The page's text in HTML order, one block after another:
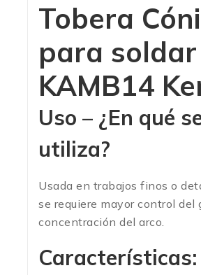
Tobera
para soldar
KAMB14
Uso – ¿En qué
utiliza?
Usada en trabajos finos o
se requiere mayor control del
concentración del arco.
Características: